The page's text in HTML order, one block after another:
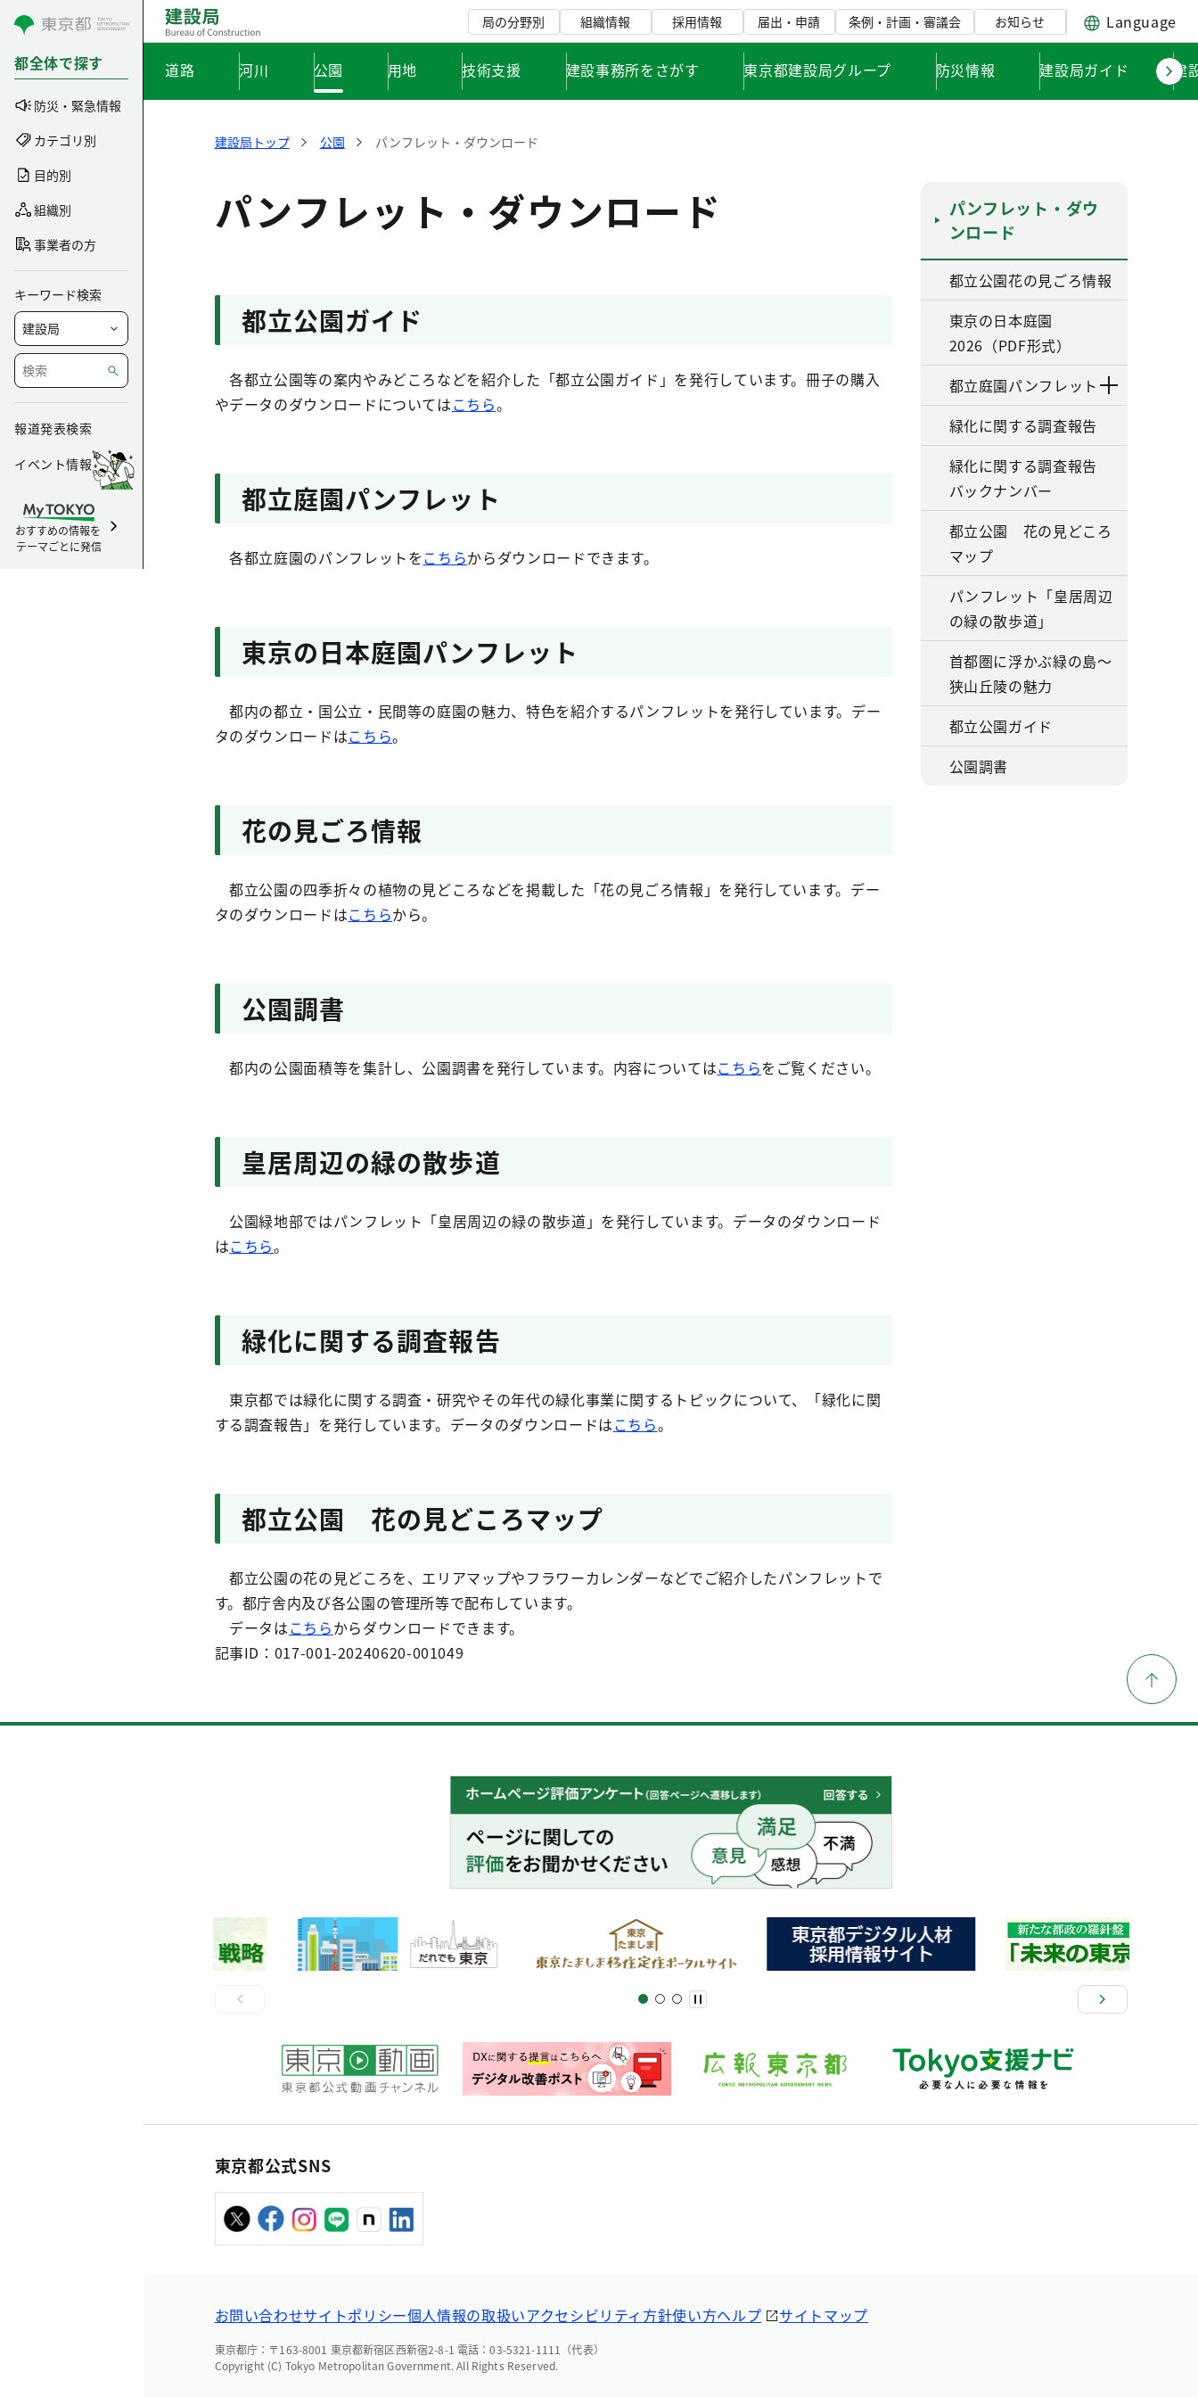
コンテンツにスキップ
都全体で探す
防災・緊急情報
カテゴリ別
目的別
組織別
事業者の方
キーワード検索
報道発表検索
イベント情報
おすすめの情報を
テーマごとに発信
局の分野別 組織情報 採用情報 届出・申請 条例・計画・審議会 お知らせ Language
道路 河川 公園 用地 技術支援 建設事務所をさがす 東京都建設局グループ 防災情報 建設局ガイド 建
建設局トップ 公園 パンフレット・ダウンロード
パンフレット・ダウンロード
都立公園ガイド
各都立公園等の案内やみどころなどを紹介した「都立公園ガイド」を発行しています。冊子の購入
やデータのダウンロードについてはこちら。
都立庭園パンフレット
各都立庭園のパンフレットをこちらからダウンロードできます。
東京の日本庭園パンフレット
都内の都立・国公立・民間等の庭園の魅力、特色を紹介するパンフレットを発行しています。デー
タのダウンロードはこちら。
花の見ごろ情報
都立公園の四季折々の植物の見どころなどを掲載した「花の見ごろ情報」を発行しています。デー
タのダウンロードはこちらから。
公園調書
都内の公園面積等を集計し、公園調書を発行しています。内容についてはこちらをご覧ください。
皇居周辺の緑の散歩道
公園緑地部ではパンフレット「皇居周辺の緑の散歩道」を発行しています。データのダウンロード
はこちら。
緑化に関する調査報告
東京都では緑化に関する調査・研究やその年代の緑化事業に関するトピックについて、「緑化に関
する調査報告」を発行しています。データのダウンロードはこちら。
都立公園 花の見どころマップ
都立公園の花の見どころを、エリアマップやフラワーカレンダーなどでご紹介したパンフレットで
す。都庁舎内及び各公園の管理所等で配布しています。
データはこちらからダウンロードできます。
記事ID：017-001-20240620-001049
パンフレット・ダウ
ンロード
都立公園花の見ごろ情報
東京の日本庭園
2026（PDF形式）
都立庭園パンフレット
緑化に関する調査報告
緑化に関する調査報告
バックナンバー
都立公園 花の見どころ
マップ
パンフレット「皇居周辺
の緑の散歩道」
首都圏に浮かぶ緑の島～
狭山丘陵の魅力
都立公園ガイド
公園調書
東京都公式SNS
お問い合わせサイトポリシー個人情報の取扱いアクセシビリティ方針使い方ヘルプ サイトマップ
東京都庁：〒163-8001 東京都新宿区西新宿2-8-1 電話：03-5321-1111（代表）
Copyright (C) Tokyo Metropolitan Government. All Rights Reserved.